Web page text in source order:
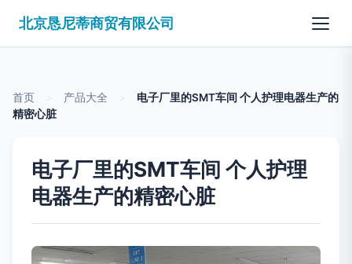
北京恳尼蒂商贸有限公司
首页 产品大全
电子厂里的SMT车间 个人护理电器生产的
精密心脏
电子厂里的SMT车间 个人护理
电器生产的精密心脏